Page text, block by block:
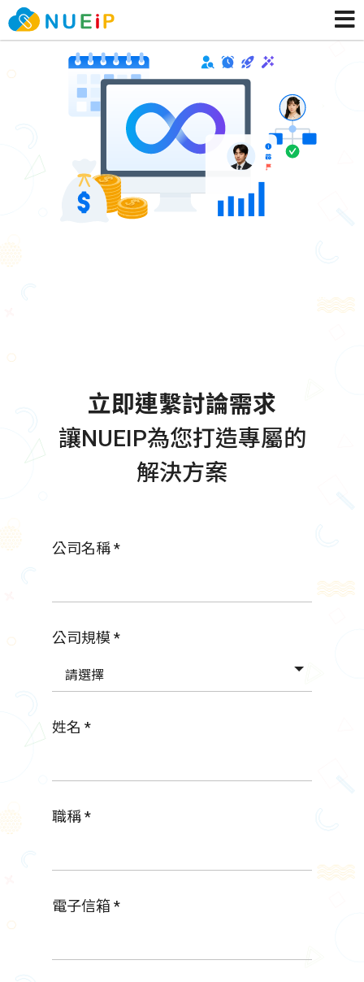
需求複雜？NUEIP從核心人資、簽核流程到跨系統整
量身規劃與專業導入，賦能企業高效營運！
立即連繫討論需求
讓NUEIP為您打造專屬的
解決方案
公司名稱 *
公司規模 *
請選擇
姓名 *
職稱 *
電子信箱 *